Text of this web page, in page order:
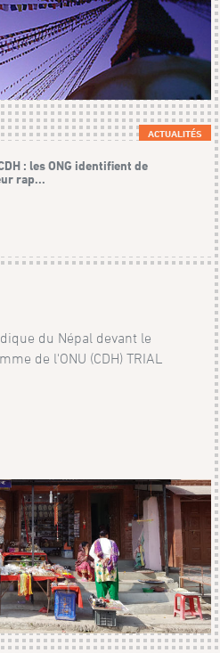
ACTUALITÉS
: les ONG identifient de
rap...
du Népal devant le
de l'ONU (CDH) TRIAL